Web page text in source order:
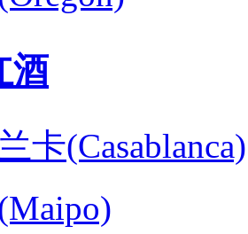
酒
卡(Casablanca)